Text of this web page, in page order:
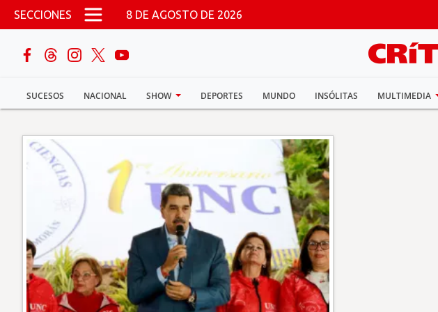
Pasar al contenido principal
SECCIONES 8 DE AGOSTO DE 2026
SUCESOS NACIONAL SHOW DEPORTES MUNDO INSÓLITAS MULTIMEDIA
buscar
Sucesos
Nacional
Deportes
Mundo